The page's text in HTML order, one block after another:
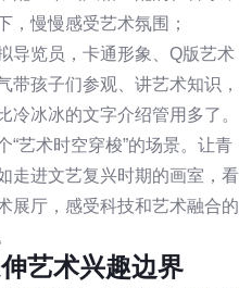
，慢慢感受艺术氛围；
导览员，卡通形象、Q版艺术
带孩子们参观、讲艺术知识，
冰冰的文字介绍管用多了。
“艺术时空穿梭”的场景。让青
走进文艺复兴时期的画室，看
展厅，感受科技和艺术融合的
艺术兴趣边界